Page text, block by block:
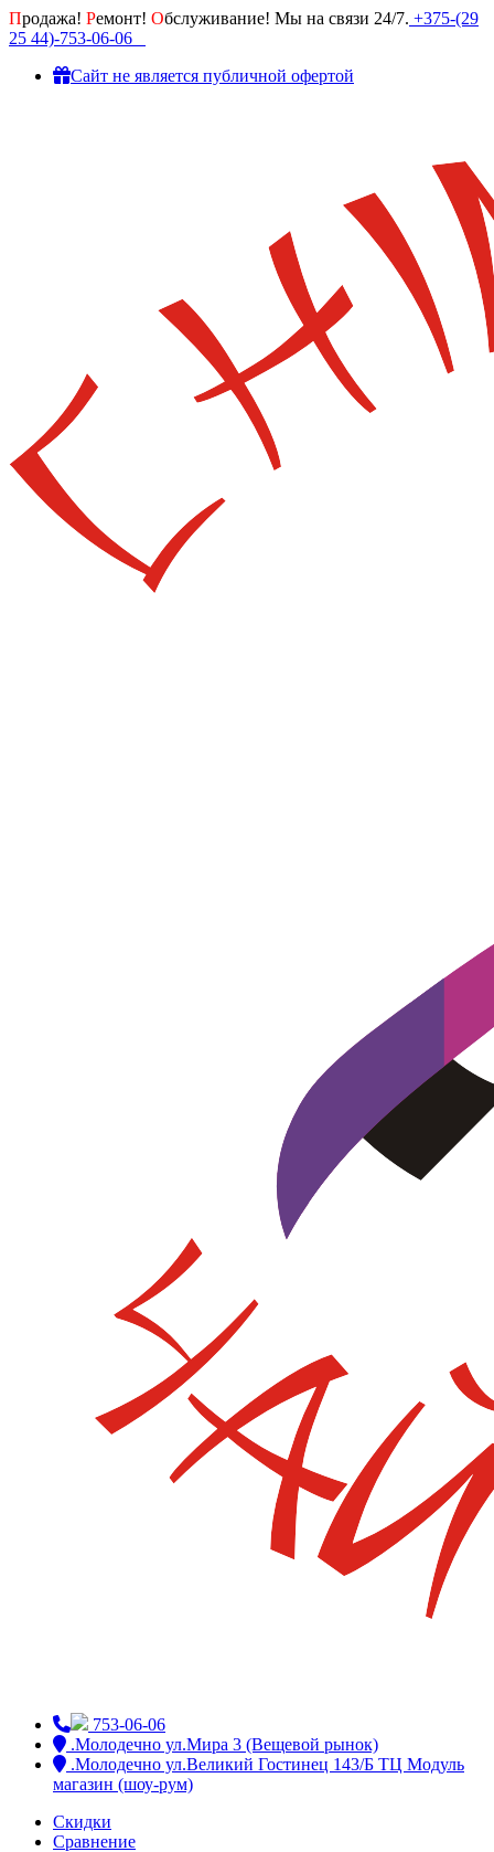
Продажа! Ремонт! Обслуживание! Мы на связи 24/7. +375-(29
25 44)-753-06-06
Cайт не является публичной офертой
753-06-06
.Молодечно ул.Мира 3 (Вещевой рынок)
.Молодечно ул.Великий Гостинец 143/Б ТЦ Модуль
магазин (шоу-рум)
Скидки
Сравнение